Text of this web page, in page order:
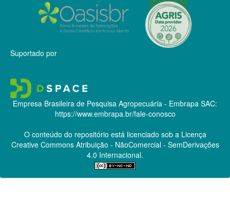
Suportado por
Empresa Brasileira de Pesquisa Agropecuária - Embrapa SAC:
https://www.embrapa.br/fale-conosco
O conteúdo do repositório está licenciado sob a Licença
Creative CommonsAtribuição - NãoComercial - SemDerivações
4.0 Internacional.